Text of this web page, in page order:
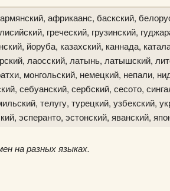
африкаанс, баскский,
греческий, грузинский,
йоруба, казахский, каннада,
лаосский, латынь, латышский,
монгольский, немецкий, непали,
себуанский, сербский, сесото,
телугу, турецкий, узбекский,
эсперанто, эстонский, яванский,
на разных языках.